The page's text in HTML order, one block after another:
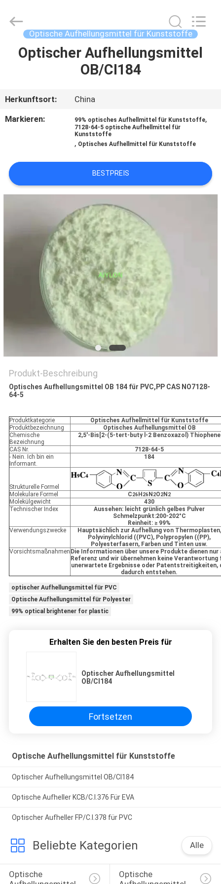
PRODUKTE
ÜBER
UNS
WERKSBESICHTIGUNG
QUALITÄTSKONTROLLE
ANGEBOT
SITEMAP
PRIVACY
COMPANY
LIMITED.
Optische Aufhellungsmittel für Kunststoffe
Optischer Aufhellungsmittel
OB/CI184
Herkunftsort:
China
Markieren:
99% optisches Aufhellmittel für Kunststoffe,
7128-64-5 optische Aufhellmittel für
Kunststoffe
, Optisches Aufhellmittel für Kunststoffe
BESTPREIS
Produkt-Beschreibung
Optisches Aufhellungsmittel OB 184 für PVC,PP CAS NO7128-
64-5
Produktkategorie
Optisches Aufhellmittel für Kunststoffe
Produktbezeichnung
Optisches Aufhellungsmittel OB
Chemische
Bezeichnung
2,5'-Bis[2-(5-tert-buty l-2 Benzoxazol) Thiophene
CAS Nr.
7128-64-5
- Nein. Ich bin ein
Informant.
184
Strukturelle Formel
Molekulare Formel
C26 H 26 N 2O2N 2
Molekülgewicht
430
Technischer Index
Aussehen: leicht grünlich gelbes Pulver
Schmelzpunkt:200-202°C
Reinheit: ≥ 99%
Verwendungszwecke
Hauptsächlich zur Aufhellung von Thermoplasten,
Polyvinylchlorid ((PVC), Polypropylen ((PP),
Polyesterfasern, Farben und Tinten usw.
Vorsichtsmaßnahmen Die Informationen über unsere Produkte dienen nur
Referenz und wir übernehmen keine Verantwortung
unerwartete Ergebnisse oder Patentstreitigkeiten,
dadurch entstehen.
optischer Aufhellungsmittel für PVC
Optische Aufhellungsmittel für Polyester
99% optical brightener for plastic
Erhalten Sie den besten Preis für
Optischer Aufhellungsmittel
OB/CI184
Fortsetzen
Optische Aufhellungsmittel für Kunststoffe
Optischer Aufhellungsmittel OB/CI184
Optische Aufheller KCB/C.I.376 Für EVA
Optischer Aufheller FP/C.I.378 für PVC
Beliebte Kategorien Alle
Optische
Optische